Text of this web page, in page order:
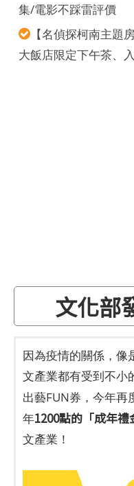
集/電影不踩雷評價
【名偵探柯南主題
大飯店限定下午茶、
文化部
因為疫情的關係，像
文產業都有受到不小
出藝FUN券，今年再
年1200點的「成年禮
文產業！